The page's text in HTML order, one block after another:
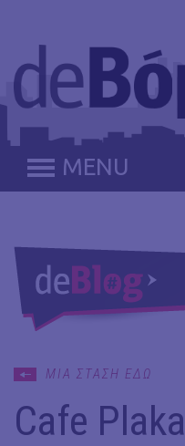
MENU
ΜΙΑ ΣΤΑΣΗ ΕΔΩ
Cafe Plaka